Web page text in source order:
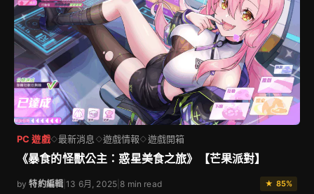
PC 遊戲◇最新消息 ◇遊戲情報◇遊戲開箱
《暴食的怪獸公主：惑星美食之旅》【芒果派對】
by特約編輯 |13 6月, 2025 8 min read ★ 85%